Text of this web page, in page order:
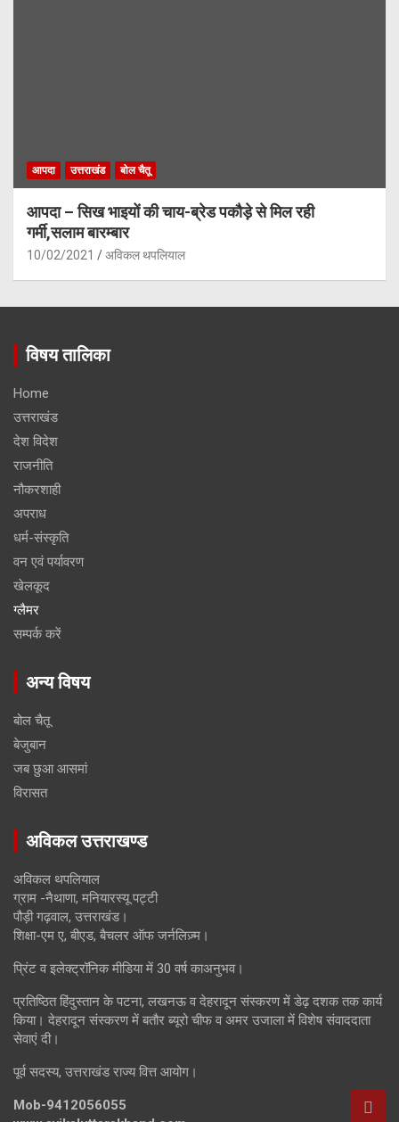
आपदा उत्तराखंड बोल चैतू
आपदा – सिख भाइयों की चाय-ब्रेड पकौड़े से मिल रही
गर्मी,सलाम बारम्बार
10/02/2021 अविकल थपलियाल
विषय तालिका
Home
उत्तराखंड
देश विदेश
राजनीति
नौकरशाही
अपराध
धर्म-संस्कृति
वन एवं पर्यावरण
खेलकूद
ग्लैमर
सम्पर्क करें
अन्य विषय
बोल चैतू
बेजुबान
जब छुआ आसमां
विरासत
अविकल उत्तराखण्ड
अविकल थपलियाल
ग्राम -नैथाणा, मनियारस्यू पट्टी
पौड़ी गढ़वाल, उत्तराखंड।
शिक्षा-एम ए, बीएड, बैचलर ऑफ जर्नलिज़्म।
प्रिंट व इलेक्ट्रॉनिक मीडिया में 30 वर्ष काअनुभव।
प्रतिष्ठित हिंदुस्तान के पटना, लखनऊ व देहरादून संस्करण में डेढ़ दशक तक कार्य
किया। देहरादून संस्करण में बतौर ब्यूरो चीफ व अमर उजाला में विशेष संवाददाता
सेवाएं दी।
पूर्व सदस्य, उत्तराखंड राज्य वित्त आयोग।
Mob-9412056055